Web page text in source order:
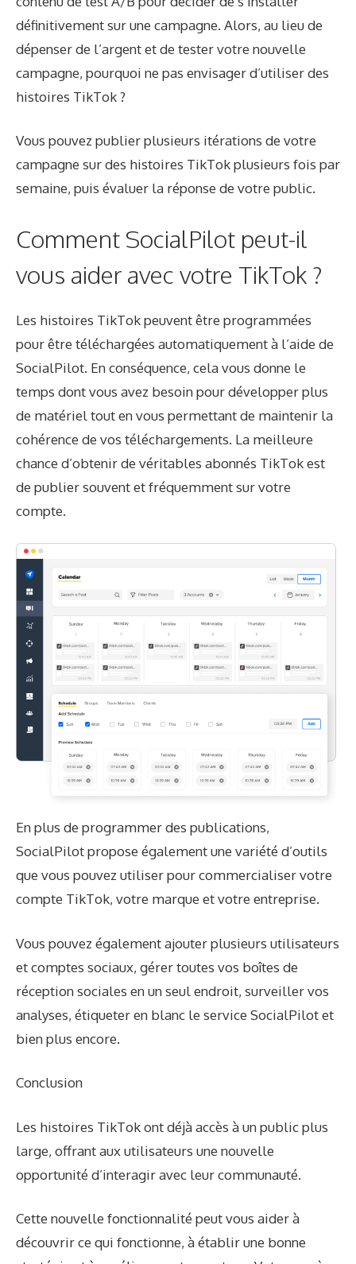
définitivement sur une campagne. Alors, au lieu de
dépenser de l’argent et de tester votre nouvelle
campagne, pourquoi ne pas envisager d’utiliser des
histoires TikTok ?
Vous pouvez publier plusieurs itérations de votre
campagne sur des histoires TikTok plusieurs fois par
semaine, puis évaluer la réponse de votre public.
Comment SocialPilot peut-il
vous aider avec votre TikTok ?
Les histoires TikTok peuvent être programmées
pour être téléchargées automatiquement à l’aide de
SocialPilot. En conséquence, cela vous donne le
temps dont vous avez besoin pour développer plus
de matériel tout en vous permettant de maintenir la
cohérence de vos téléchargements. La meilleure
chance d’obtenir de véritables abonnés TikTok est
de publier souvent et fréquemment sur votre
compte.
En plus de programmer des publications,
SocialPilot propose également une variété d’outils
que vous pouvez utiliser pour commercialiser votre
compte TikTok, votre marque et votre entreprise.
Vous pouvez également ajouter plusieurs utilisateurs
et comptes sociaux, gérer toutes vos boîtes de
réception sociales en un seul endroit, surveiller vos
analyses, étiqueter en blanc le service SocialPilot et
bien plus encore.
Conclusion
Les histoires TikTok ont ​​déjà accès à un public plus
large, offrant aux utilisateurs une nouvelle
opportunité d’interagir avec leur communauté.
Cette nouvelle fonctionnalité peut vous aider à
découvrir ce qui fonctionne, à établir une bonne